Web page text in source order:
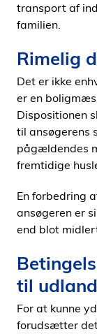
transport af
familien.
Rimelig
Det er ikke
er en
Dispositionen
til ansøgerens
pågældendes
fremtidige
En forbedring
ansøgeren er
end blot
til
For at kunne
forudsætter